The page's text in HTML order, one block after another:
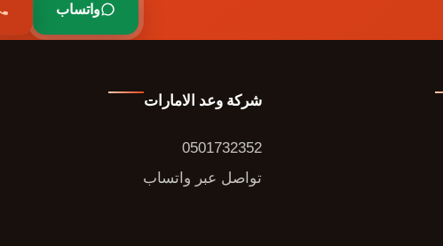
واتساب
شركة وعد الامارات
0501732352
تواصل عبر واتساب